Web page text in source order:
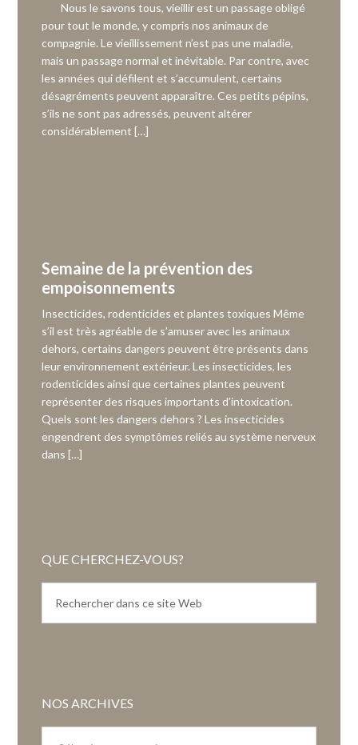
Nous le savons tous, vieillir est un passage obligé
pour tout le monde, y compris nos animaux de
compagnie. Le vieillissement n’est pas une maladie,
mais un passage normal et inévitable. Par contre, avec
les années qui défilent et s’accumulent, certains
désagréments peuvent apparaître. Ces petits pépins,
s’ils ne sont pas adressés, peuvent altérer
considérablement […]
Semaine de la prévention des
empoisonnements
Insecticides, rodenticides et plantes toxiques Même
s’il est très agréable de s’amuser avec les animaux
dehors, certains dangers peuvent être présents dans
leur environnement extérieur. Les insecticides, les
rodenticides ainsi que certaines plantes peuvent
représenter des risques importants d’intoxication.
Quels sont les dangers dehors ? Les insecticides
engendrent des symptômes reliés au système nerveux
dans […]
QUE CHERCHEZ-VOUS?
NOS ARCHIVES